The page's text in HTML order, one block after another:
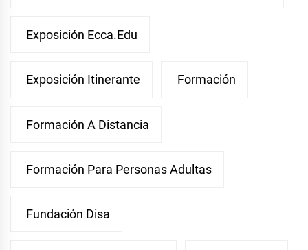
Exposición Ecca.edu
Exposición Itinerante Formación
Formación A Distancia
Formación Para Personas Adultas
Fundación Disa